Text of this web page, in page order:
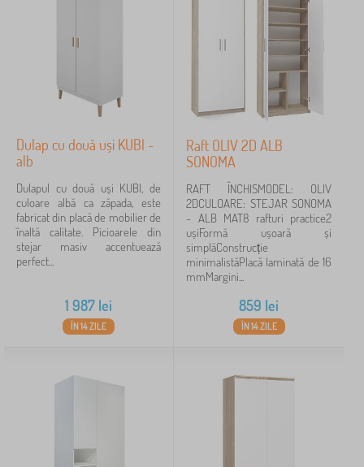
Dulap cu două uși KUBI -
alb
Dulapul cu două uși KUBI, de
culoare albă ca zăpada, este
fabricat din placă de mobilier de
înaltă calitate. Picioarele din
stejar masiv accentuează
perfect...
1 987 lei
ÎN 14 ZILE
Raft OLIV 2D ALB
SONOMA
RAFT ÎNCHISMODEL: OLIV
2DCULOARE: STEJAR SONOMA
- ALB MAT8 rafturi practice2
ușiFormă ușoară și
simplăConstrucție
minimalistăPlacă laminată de 16
mmMargini...
859 lei
ÎN 14 ZILE